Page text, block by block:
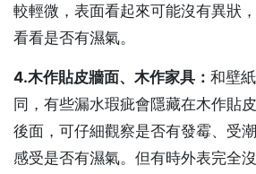
較輕微，表面看起來可能沒有異狀
看看是否有濕氣。
4.木作貼皮牆面、木作家具： 和壁
同，有些漏水瑕疵會隱藏在木作貼
後面，可仔細觀察是否有發霉、受
感受是否有濕氣。但有時外表完全